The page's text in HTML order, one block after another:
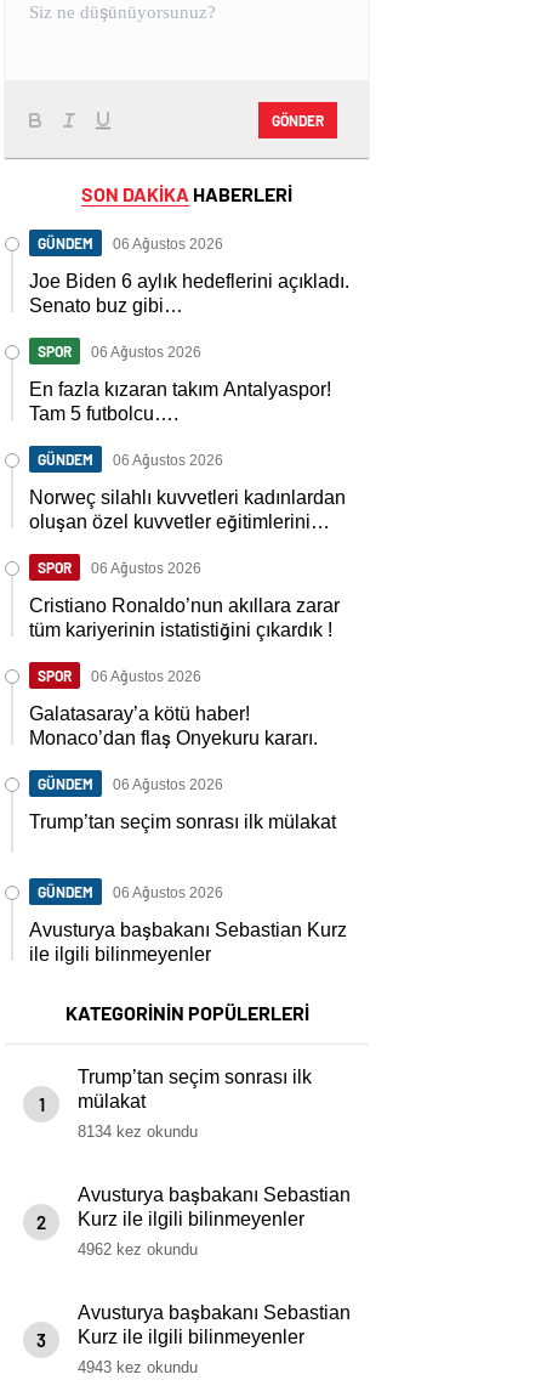
GÖNDER
SON DAKİKA HABERLERİ
GÜNDEM 06 Ağustos 2026
Joe Biden 6 aylık hedeflerini açıkladı.
Senato buz gibi…
SPOR 06 Ağustos 2026
En fazla kızaran takım Antalyaspor!
Tam 5 futbolcu….
GÜNDEM 06 Ağustos 2026
Norweç silahlı kuvvetleri kadınlardan
oluşan özel kuvvetler eğitimlerini
SPOR 06 Ağustos 2026
Cristiano Ronaldo’nun akıllara zarar
tüm kariyerinin istatistiğini çıkardık !
SPOR 06 Ağustos 2026
Galatasaray’a kötü haber!
Monaco’dan flaş Onyekuru kararı.
GÜNDEM 06 Ağustos 2026
Trump’tan seçim sonrası ilk mülakat
GÜNDEM 06 Ağustos 2026
Avusturya başbakanı Sebastian Kurz
ile ilgili bilinmeyenler
KATEGORİNİN POPÜLERLERİ
1
Trump’tan seçim sonrası ilk
mülakat
8134 kez okundu
2
Avusturya başbakanı Sebastian
Kurz ile ilgili bilinmeyenler
4962 kez okundu
3
Avusturya başbakanı Sebastian
Kurz ile ilgili bilinmeyenler
4943 kez okundu